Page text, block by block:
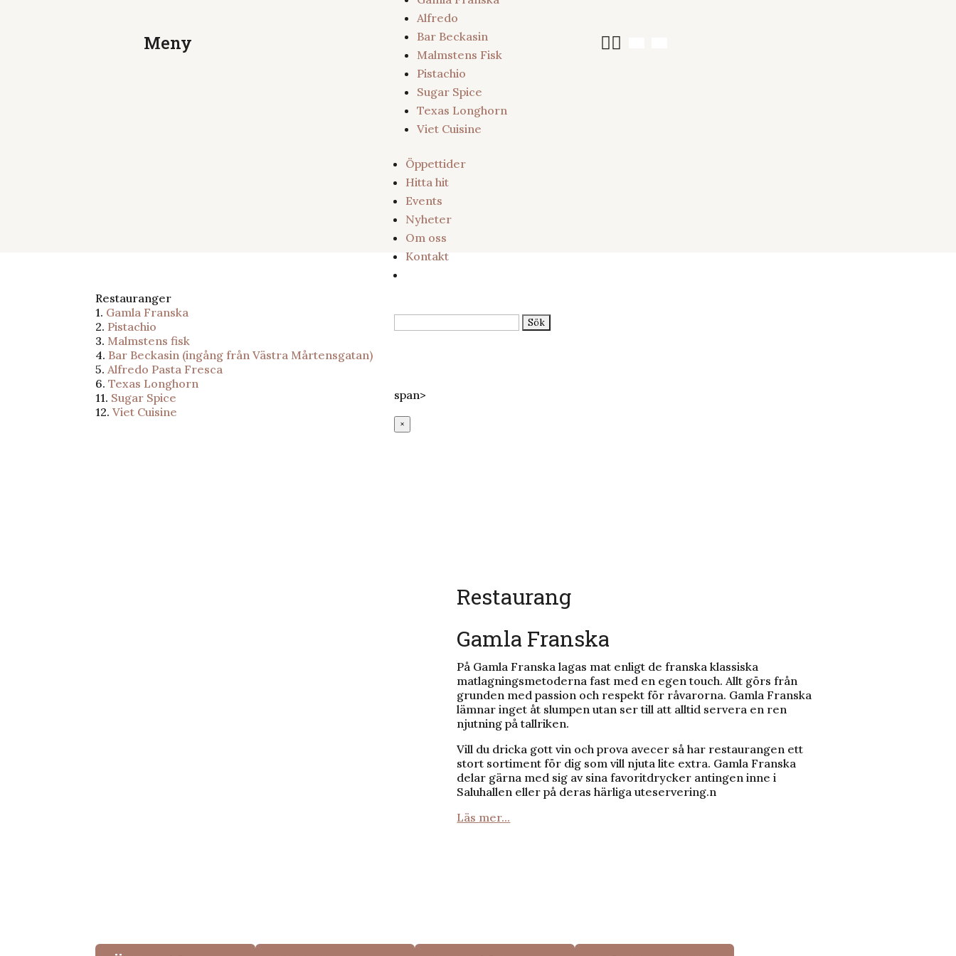
Meny
Alfredo
Bar Beckasin
Malmstens Fisk
Pistachio
Sugar Spice
Texas Longhorn
Viet Cuisine
Öppettider
Hitta hit
Events
Nyheter
Om oss
Kontakt
efter:
span>
×

Restauranger
1. Gamla Franska
2. Pistachio
3. Malmstens fisk
4. Bar Beckasin (ingång från Västra Mårtensgatan)
5. Alfredo Pasta Fresca
6.Texas Longhorn
11. Sugar Spice
12.Viet Cuisine
Restaurang
Gamla Franska
På Gamla Franska lagas mat enligt de franska klassiska
matlagningsmetoderna fast med en egen touch. Allt görs från
grunden med passion och respekt för råvarorna. Gamla Franska
lämnar inget åt slumpen utan ser till att alltid servera en ren
njutning på tallriken.
Vill du dricka gott vin och prova avecer så har restaurangen ett
stort sortiment för dig som vill njuta lite extra. Gamla Franska
delar gärna med sig av sina favoritdrycker antingen inne i
Saluhallen eller på deras härliga uteservering.n
Läs mer...